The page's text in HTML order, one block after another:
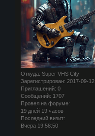
Откуда: Super VHS City
Зарегистрирован: 2017-09-12
Приглашений: 0
Сообщений: 1707
Провел на форуме:
19 дней 19 часов
Последний визит:
Вчера 19:58:50